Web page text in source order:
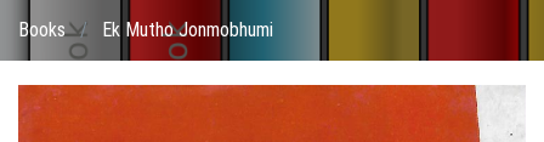
Books / Ek Mutho Jonmobhumi